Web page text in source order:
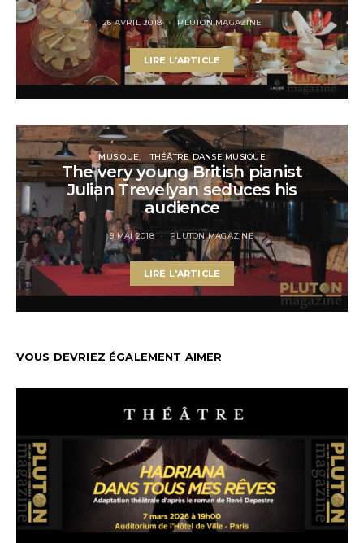
26 AVRIL 2018 PLUTON MAGAZINE
LIRE L'ARTICLE
MUSIQUE THÉÂTRE DANSE MUSIQUE
The very young British pianist
Julian Trevelyan seduces his
audience
9 MAI 2018 PLUTON MAGAZINE
LIRE L'ARTICLE
VOUS DEVRIEZ ÉGALEMENT AIMER